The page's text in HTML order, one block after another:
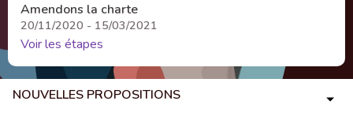
Amendons la charte
20/11/2020 - 15/03/2021
Voir les étapes
NOUVELLES PROPOSITIONS